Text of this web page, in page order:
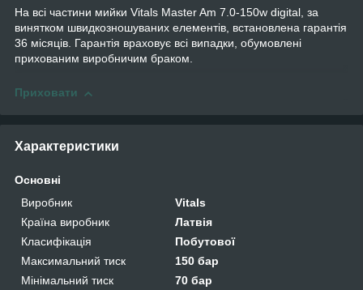
На всі частини мийки Vitals Master Am 7.0-150w digital, за
винятком швидкозношуваних елементів, встановлена гарантія
36 місяців. Гарантія враховує всі випадки, обумовлені
прихованим виробничим браком.
Приховати
Характеристики
Основні
Виробник
Vitals
Країна виробник
Латвія
Класифікація
Побутової
Максимальний тиск
150 бар
Мінімальний тиск
70 бар